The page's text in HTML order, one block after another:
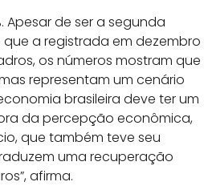
Apesar de ser a segunda
a registrada em dezembro
os números mostram que
representam um cenário
brasileira deve ter um
da percepção econômica,
que também teve seu
uma recuperação
afirma.